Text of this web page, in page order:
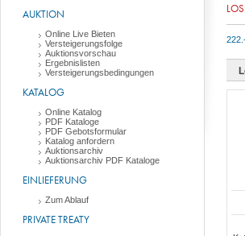
AUKTION
Online Live Bieten
Versteigerungsfolge
Auktionsvorschau
Ergebnislisten
Versteigerungsbedingungen
KATALOG
Online Katalog
PDF Kataloge
PDF Gebotsformular
Katalog anfordern
Auktionsarchiv
Auktionsarchiv PDF Kataloge
EINLIEFERUNG
Zum Ablauf
PRIVATE TREATY